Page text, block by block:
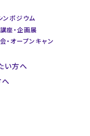
ンポジウム
座・企画展
・オープンキャン
い方へ